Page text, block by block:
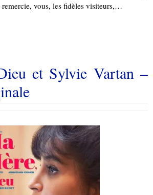
remercie, vous, les fidèles visiteurs,…
et Sylvie Vartan –